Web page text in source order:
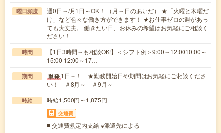
曜日頻度
週0日～/月1日～OK！ （月～日のあいだ） ★「火曜と木曜だ
け」など色々な働き方ができます！ ★お仕事ゼロの週があっ
ても大丈夫。 働きたい日、お休みの希望はお気軽にご相談く
ださい！
時間
【1日3時間～も相談OK!】＜シフト例＞9:00～12:0010:00～
15:00 12:00～17…
期間 単発1日～！ ★勤務開始日や期間はお気軽にご相談くださ
い！ ＃8月～ ＃9月～
時給 時給1,500円～1,875円
交通費
■ 交通費規定内支給 ※派遣先による